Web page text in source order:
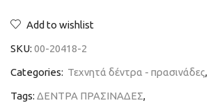
Add to wishlist
SKU: 00-20418-2
Categories: Τεχνητά δέντρα - πρασινάδες,
Tags: ΔΕΝΤΡΑ ΠΡΑΣΙΝΑΔΕΣ,